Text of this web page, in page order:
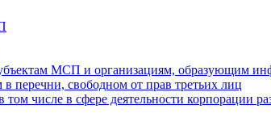
МСП и организациям, образующим
перечни, свободном от прав третьих лиц
числе в сфере деятельности корпорации